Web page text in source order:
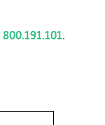
800.191.101.